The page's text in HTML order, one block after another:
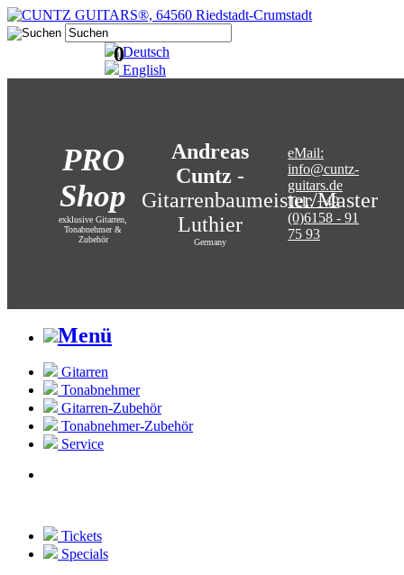
0Deutsch
English
PRO
Shop
exklusive Gitarren,
Tonabnehmer &
Zubehör
Andreas
Cuntz -
Gitarrenbaumeister/Master
Luthier
Germany
eMail:
info@cuntz-
guitars.de
Tel.: +49
(0)6158 - 91
75 93
Menü
Gitarren
Tonabnehmer
Gitarren-Zubehör
Tonabnehmer-Zubehör
Service
Tickets
Specials